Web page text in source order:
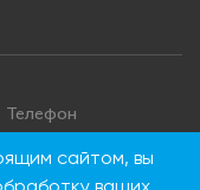
Телефон
+7 495 276 00 22
8 800 100 00 22
сайтом, вы